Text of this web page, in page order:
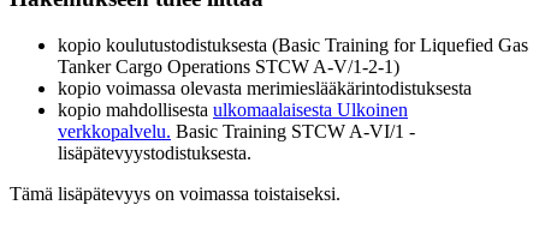
kopio koulutustodistuksesta (Basic Training for Liquefied Gas
Tanker Cargo Operations STCW A-V/1-2-1)
kopio voimassa olevasta merimieslääkärintodistuksesta
kopio mahdollisesta ulkomaalaisesta Ulkoinen
verkkopalvelu. Basic Training STCW A-VI/1 -
lisäpätevyystodistuksesta.
Tämä lisäpätevyys on voimassa toistaiseksi.